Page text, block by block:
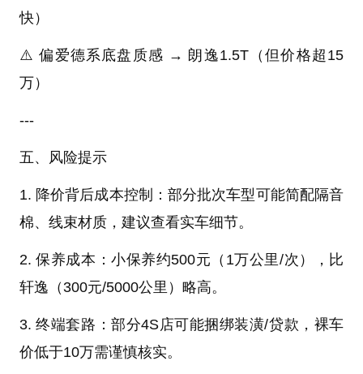
快）
⚠️ 偏爱德系底盘质感 → 朗逸1.5T（但价格超15
万）
---
五、风险提示
1. 降价背后成本控制：部分批次车型可能简配隔音
棉、线束材质，建议查看实车细节。
2. 保养成本：小保养约500元（1万公里/次），比
轩逸（300元/5000公里）略高。
3. 终端套路：部分4S店可能捆绑装潢/贷款，裸车
价低于10万需谨慎核实。